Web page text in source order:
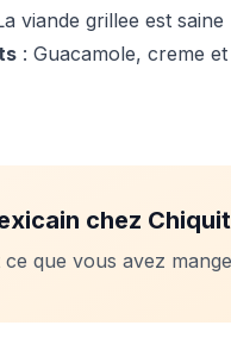
viande grillee est saine
: Guacamole, creme
chez
ce que vous avez